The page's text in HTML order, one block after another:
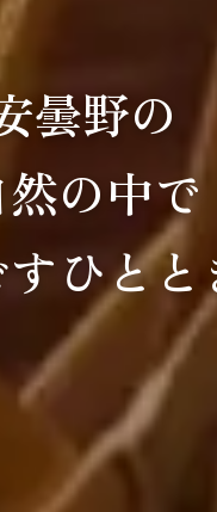
曇野の
の中で
ひとと